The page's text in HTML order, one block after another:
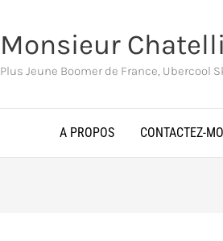
Monsieur
Plus Jeune Boomer de France, Ubercool
A PROPOS CONTACTEZ-